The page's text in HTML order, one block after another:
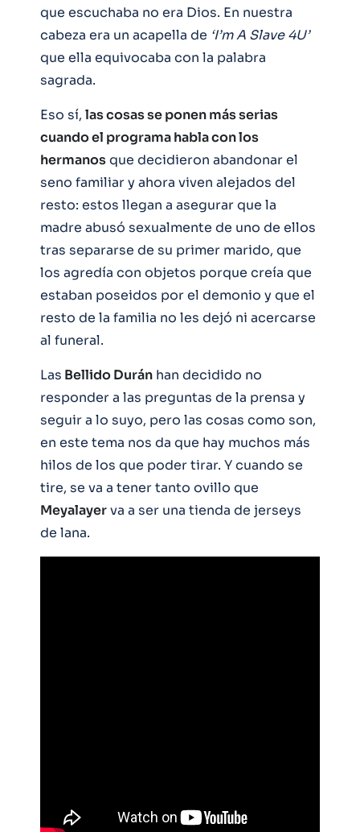
que escuchaba no era Dios. En nuestra
cabeza era un acapella de ‘I’m A Slave 4U’
que ella equivocaba con la palabra
sagrada.
Eso sí, las cosas se ponen más serias
cuando el programa habla con los
hermanosque decidieron abandonar el
seno familiar y ahora viven alejados del
resto: estos llegan a asegurar que la
madre abusó sexualmente de uno de ellos
tras separarse de su primer marido, que
los agredía con objetos porque creía que
estaban poseidos por el demonio y que el
resto de la familia no les dejó ni acercarse
al funeral.
Las Bellido Durán han decidido no
responder a las preguntas de la prensa y
seguir a lo suyo, pero las cosas como son,
en este tema nos da que hay muchos más
hilos de los que poder tirar. Y cuando se
tire, se va a tener tanto ovillo que
Meyalayerva a ser una tienda de jerseys
de lana.